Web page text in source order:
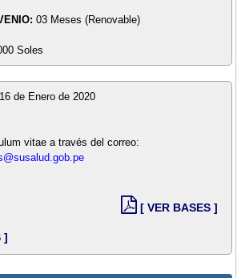
03 Meses (Renovable)
Soles
de Enero de 2020
vitae a través del correo:
]
[ VER BASES ]